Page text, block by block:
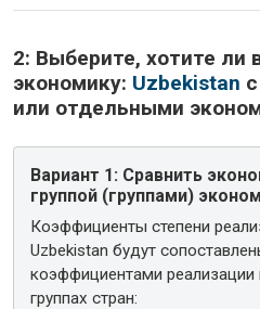
2: Выберите, хотите ли
экономику: Uzbekistan
или отдельными
Вариант 1: Сравнить
группой (группами)
Коэффициенты степени
Uzbekistan будут
коэффициентами
группах стран: